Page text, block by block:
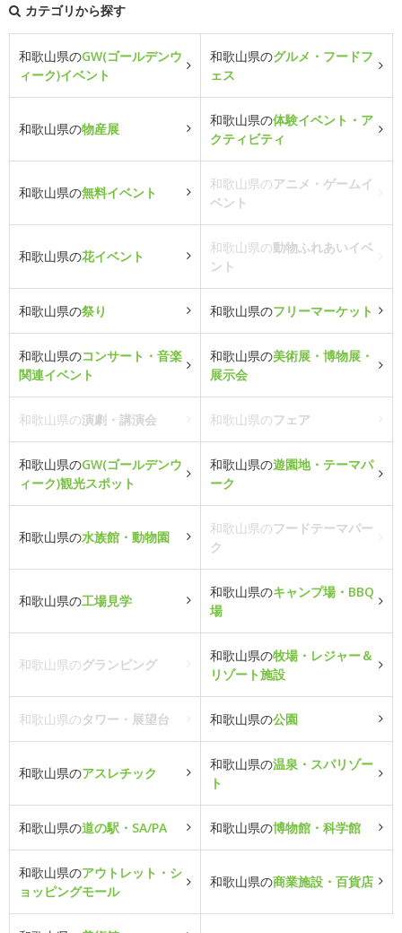
カテゴリから探す
和歌山県のGW(ゴールデンウ
ィーク)イベント
和歌山県のグルメ・フードフ
ェス
和歌山県の物産展
和歌山県の体験イベント・ア
クティビティ
和歌山県の無料イベント
和歌山県のアニメ・ゲームイ
ベント
和歌山県の花イベント
和歌山県の動物ふれあいイベ
ント
和歌山県の祭り 和歌山県のフリーマーケット
和歌山県のコンサート・音楽
関連イベント
和歌山県の美術展・博物展・
展示会
和歌山県の演劇・講演会 和歌山県のフェア
和歌山県のGW(ゴールデンウ
ィーク)観光スポット
和歌山県の遊園地・テーマパ
ーク
和歌山県の水族館・動物園
和歌山県のフードテーマパー
ク
和歌山県の工場見学
和歌山県のキャンプ場・BBQ
場
和歌山県のグランピング
和歌山県の牧場・レジャー＆
リゾート施設
和歌山県のタワー・展望台 和歌山県の公園
和歌山県のアスレチック
和歌山県の温泉・スパリゾー
ト
和歌山県の道の駅・SA/PA 和歌山県の博物館・科学館
和歌山県のアウトレット・シ
ョッピングモール
和歌山県の商業施設・百貨店